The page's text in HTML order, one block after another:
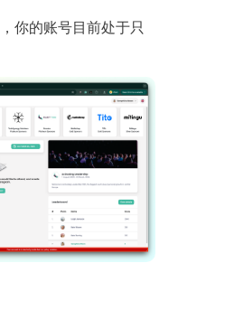
你的账号目前处于只